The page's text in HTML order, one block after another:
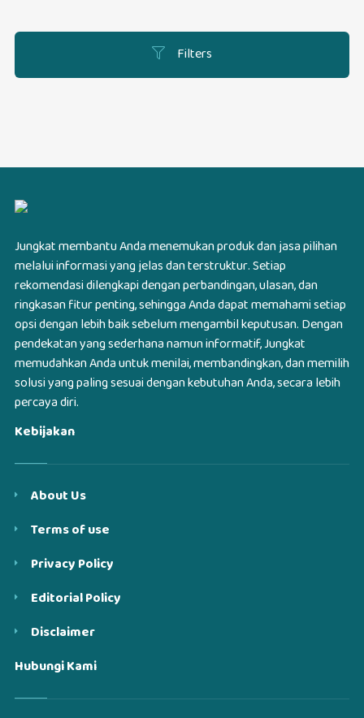
Filters
Jungkat membantu Anda menemukan produk dan jasa pilihan
melalui informasi yang jelas dan terstruktur. Setiap
rekomendasi dilengkapi dengan perbandingan, ulasan, dan
ringkasan fitur penting, sehingga Anda dapat memahami setiap
opsi dengan lebih baik sebelum mengambil keputusan. Dengan
pendekatan yang sederhana namun informatif, Jungkat
memudahkan Anda untuk menilai, membandingkan, dan memilih
solusi yang paling sesuai dengan kebutuhan Anda, secara lebih
percaya diri.
Kebijakan
About Us
Terms of use
Privacy Policy
Editorial Policy
Disclaimer
Hubungi Kami